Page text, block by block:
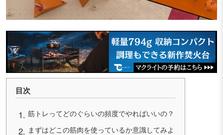
目次
筋トレってどのぐらいの頻度でやればいいの？
まずはどこの筋肉を使っているか意識してみよ